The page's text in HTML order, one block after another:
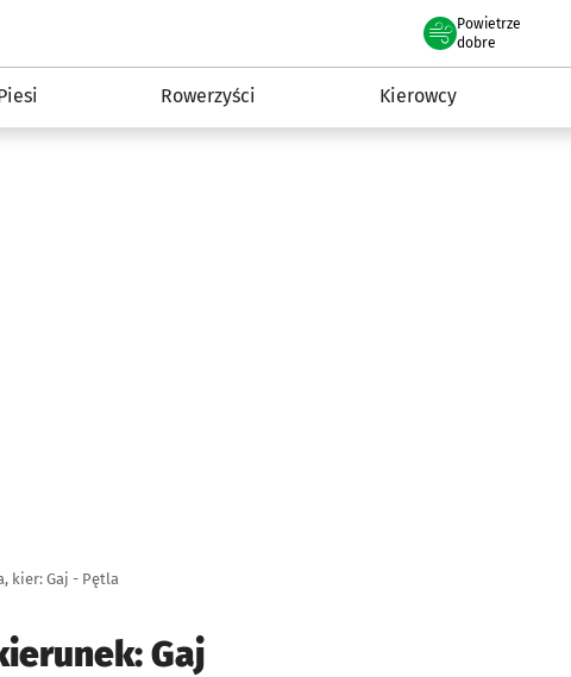
Powietrze
we Wrocławiu
dobre
Rowerzyści Kierowcy
kier: Gaj - Pętla
Gaj